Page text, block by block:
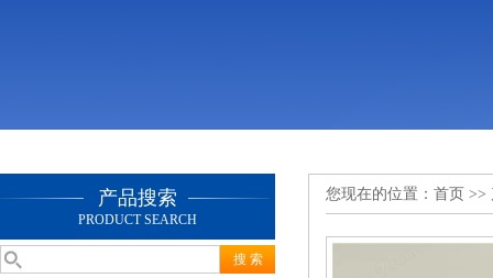
产品搜索
PRODUCT SEARCH
您现在的位置： 首页 >>